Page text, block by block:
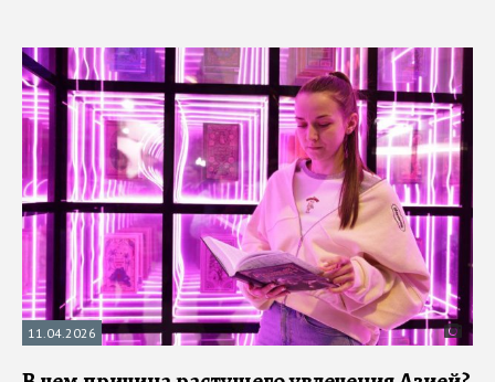
11.04.2026